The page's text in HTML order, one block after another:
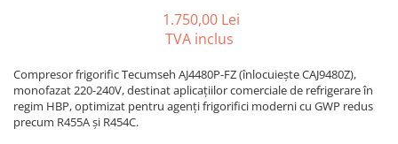
1.750,00 Lei
TVA inclus
Compresor frigorific Tecumseh AJ4480P-FZ (înlocuiește CAJ9480Z),
monofazat 220-240V, destinat aplicațiilor comerciale de refrigerare în
regim HBP, optimizat pentru agenți frigorifici moderni cu GWP redus
precum R455A și R454C.